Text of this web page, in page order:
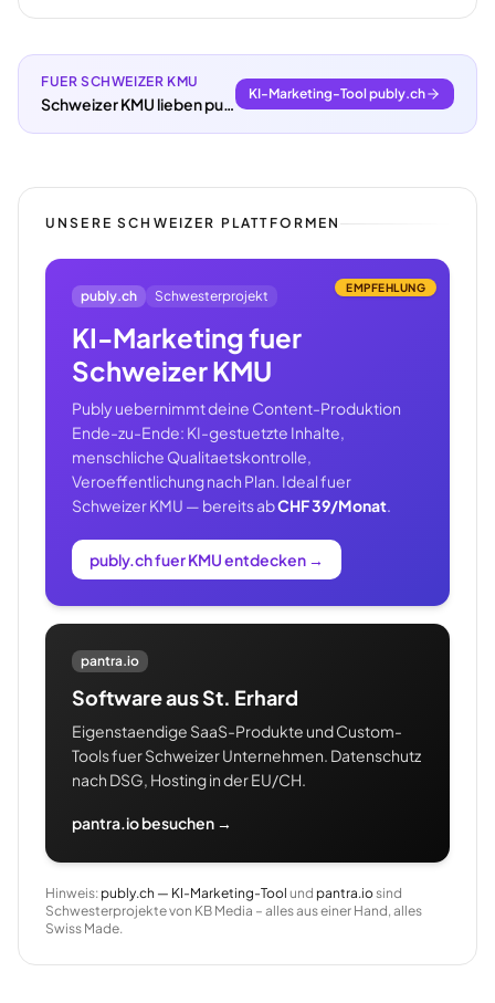
FUER SCHWEIZER KMU
Schweizer KMU lieben publy.ch.
KI-Marketing-Tool publy.ch
UNSERE SCHWEIZER PLATTFORMEN
EMPFEHLUNG
publy.ch Schwesterprojekt
KI-Marketing fuer
Schweizer KMU
Publy uebernimmt deine Content-Produktion
Ende-zu-Ende: KI-gestuetzte Inhalte,
menschliche Qualitaetskontrolle,
Veroeffentlichung nach Plan. Ideal fuer
Schweizer KMU — bereits abCHF 39/Monat.
publy.ch fuer KMU entdecken →
pantra.io
Software aus St. Erhard
Eigenstaendige SaaS-Produkte und Custom-
Tools fuer Schweizer Unternehmen. Datenschutz
nach DSG, Hosting in der EU/CH.
pantra.io besuchen →
Hinweis: publy.ch — KI-Marketing-Tool und pantra.iosind
Schwesterprojekte von KB Media – alles aus einer Hand, alles
Swiss Made.